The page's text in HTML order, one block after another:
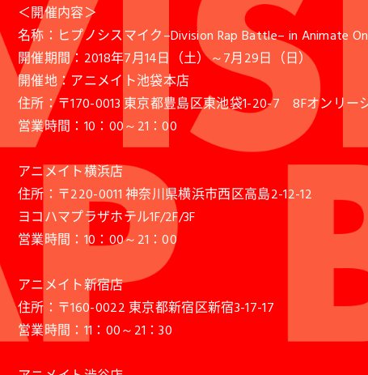
＜開催内容＞
名称：ヒプノシスマイク–Division Rap Battle– in Animate
開催期間：2018年7月14日（土）～7月29日（日）
開催地：アニメイト池袋本店
住所：〒170-0013 東京都豊島区東池袋1-20-7 8Fオンリー
営業時間：10：00～21：00
アニメイト横浜店
住所：〒220-0011 神奈川県横浜市西区高島2-12-12
ヨコハマプラザホテル1F/2F/3F
営業時間：10：00～21：00
アニメイト新宿店
住所：〒160-0022 東京都新宿区新宿3-17-17
営業時間：11：00～21：30